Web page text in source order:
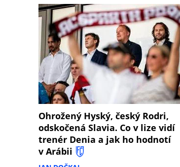
Ohrožený Hyský, český Rodri,
odskočená Slavia. Co v lize vidí
trenér Denia a jak ho hodnotí
v Arábii
8